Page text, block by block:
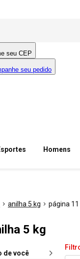
seu CEP
seu pedido
Homens
anilha 5 kg página 11
5 kg
de você